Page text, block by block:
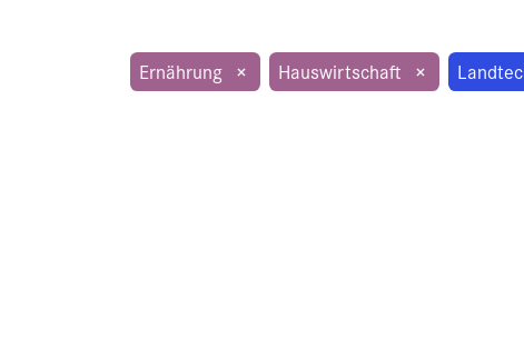
Ernährung × Hauswirtschaft ×